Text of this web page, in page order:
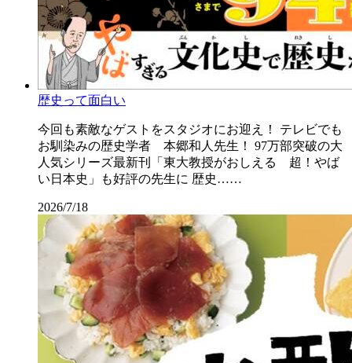
歴史って面白い
今回も素敵なゲストをスタジオにお迎え！ テレビでも
お馴染みの歴史学者 本郷和人先生！ 97万部突破の大
人気シリーズ最新刊「東大教授がおしえる 超！やば
い日本史」も好評の先生に 歴史……
2026/7/18